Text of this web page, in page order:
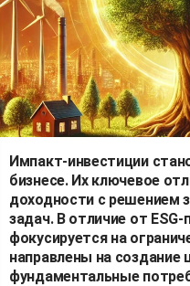
Импакт-инвестиции
бизнесе. Их ключевое
доходности с решением
задач. В отличие от
фокусируется на
направлены на
фундаментальные